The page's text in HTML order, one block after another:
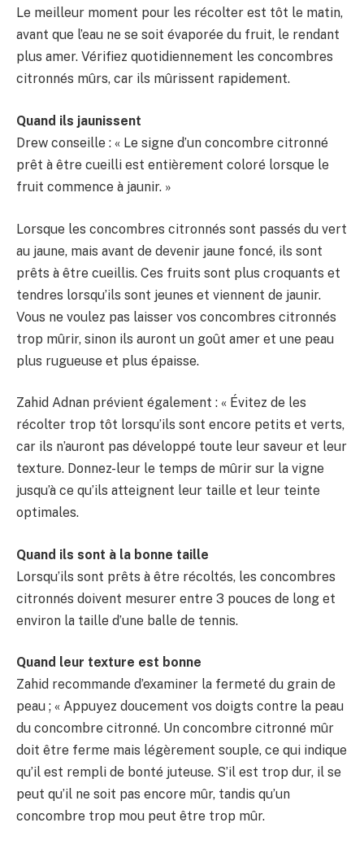
Le meilleur moment pour les récolter est tôt le matin,
avant que l’eau ne se soit évaporée du fruit, le rendant
plus amer. Vérifiez quotidiennement les concombres
citronnés mûrs, car ils mûrissent rapidement.
Quand ils jaunissent
Drew conseille : « Le signe d’un concombre citronné
prêt à être cueilli est entièrement coloré lorsque le
fruit commence à jaunir. »
Lorsque les concombres citronnés sont passés du vert
au jaune, mais avant de devenir jaune foncé, ils sont
prêts à être cueillis. Ces fruits sont plus croquants et
tendres lorsqu’ils sont jeunes et viennent de jaunir.
Vous ne voulez pas laisser vos concombres citronnés
trop mûrir, sinon ils auront un goût amer et une peau
plus rugueuse et plus épaisse.
Zahid Adnan prévient également : « Évitez de les
récolter trop tôt lorsqu’ils sont encore petits et verts,
car ils n’auront pas développé toute leur saveur et leur
texture. Donnez-leur le temps de mûrir sur la vigne
jusqu’à ce qu’ils atteignent leur taille et leur teinte
optimales.
Quand ils sont à la bonne taille
Lorsqu’ils sont prêts à être récoltés, les concombres
citronnés doivent mesurer entre 3 pouces de long et
environ la taille d’une balle de tennis.
Quand leur texture est bonne
Zahid recommande d’examiner la fermeté du grain de
peau ; « Appuyez doucement vos doigts contre la peau
du concombre citronné. Un concombre citronné mûr
doit être ferme mais légèrement souple, ce qui indique
qu’il est rempli de bonté juteuse. S’il est trop dur, il se
peut qu’il ne soit pas encore mûr, tandis qu’un
concombre trop mou peut être trop mûr.